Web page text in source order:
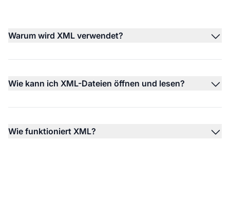
Warum wird XML verwendet?
Wie kann ich XML-Dateien öffnen und lesen?
Wie funktioniert XML?